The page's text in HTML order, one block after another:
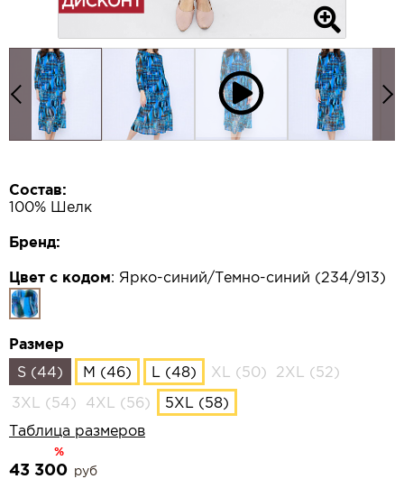
Состав:
100% Шелк
Бренд:
Цвет с кодом: Ярко-синий/Темно-синий (234/913)
Размер
S (44)
M (46) L (48) XL (50)
2XL (52)
3XL (54)
4XL (56)
5XL (58)
Таблица размеров
%
43 300 руб